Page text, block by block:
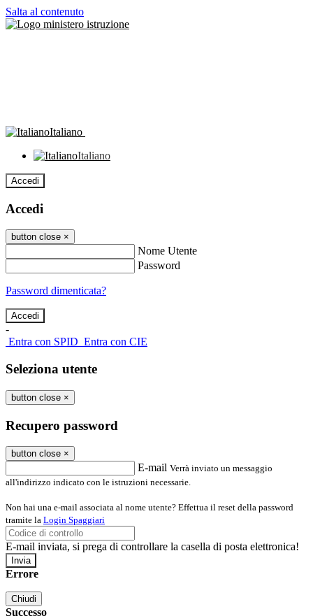
Salta al contenuto
Italiano
Italiano
Accedi
Accedi
button close ×
Nome Utente
Password
Password dimenticata?
-
Entra con SPID Entra con CIE
Seleziona utente
button close ×
Recupero password
button close ×
E-mail Verrà inviato un messaggio
all'indirizzo indicato con le istruzioni necessarie.
Non hai una e-mail associata al nome utente? Effettua il reset della password
tramite la Login Spaggiari
E-mail inviata, si prega di controllare la casella di posta elettronica!
Errore
Chiudi
Successo